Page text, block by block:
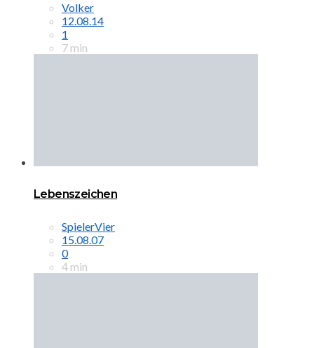
Volker
12.08.14
1
7 min
Lebenszeichen
SpielerVier
15.08.07
0
4 min